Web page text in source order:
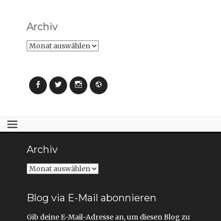
Archiv
Archiv
FacebookTwitter InstagramWebseite
Archiv
Archiv
Blog via E-Mail abonnieren
Gib deine E-Mail-Adresse an, um diesen Blog zu